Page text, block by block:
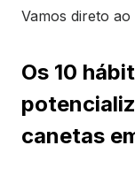
Vamos direto
Os 10
canetas